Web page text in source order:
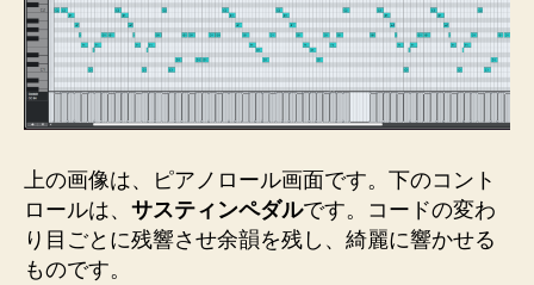
上の画像は、ピアノロール画面です。下のコント
ロールは、 サスティンペダルです。コードの変わ
り目ごとに残響させ余韻を残し、綺麗に響かせる
ものです。